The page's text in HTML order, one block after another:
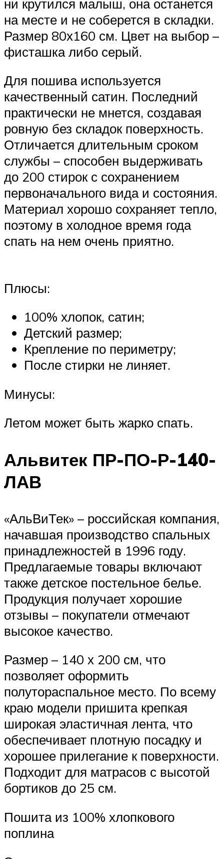
ни крутился малыш, она останется
на месте и не соберется в складки.
Размер 80х160 см. Цвет на выбор –
фисташка либо серый.
Для пошива используется
качественный сатин. Последний
практически не мнется, создавая
ровную без складок поверхность.
Отличается длительным сроком
службы – способен выдерживать
до 200 стирок с сохранением
первоначального вида и состояния.
Материал хорошо сохраняет тепло,
поэтому в холодное время года
спать на нем очень приятно.
Плюсы:
100% хлопок, сатин;
Детский размер;
Крепление по периметру;
После стирки не линяет.
Минусы:
Летом может быть жарко спать.
Альвитек ПР-ПО-Р-140-
ЛАВ
«АльВиТек» – российская компания,
начавшая производство спальных
принадлежностей в 1996 году.
Предлагаемые товары включают
также детское постельное белье.
Продукция получает хорошие
отзывы – покупатели отмечают
высокое качество.
Размер – 140 х 200 см, что
позволяет оформить
полутораспальное место. По всему
краю модели пришита крепкая
широкая эластичная лента, что
обеспечивает плотную посадку и
хорошее прилегание к поверхности.
Подходит для матрасов с высотой
бортиков до 25 см.
Пошита из 100% хлопкового
поплина